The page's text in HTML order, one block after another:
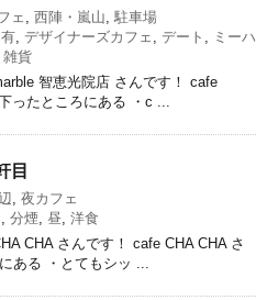
ェ , 西陣・嵐山, 駐車場
, デザイナーズカフェ , デート , ミーハ
雑貨
智恵光院店 さんです！ cafe
ったところにある ・c ...
目
, 夜カフェ
, 分煙, 昼, 洋食
CHA さんです！ cafe CHA CHA さ
ある ・とてもシッ ...